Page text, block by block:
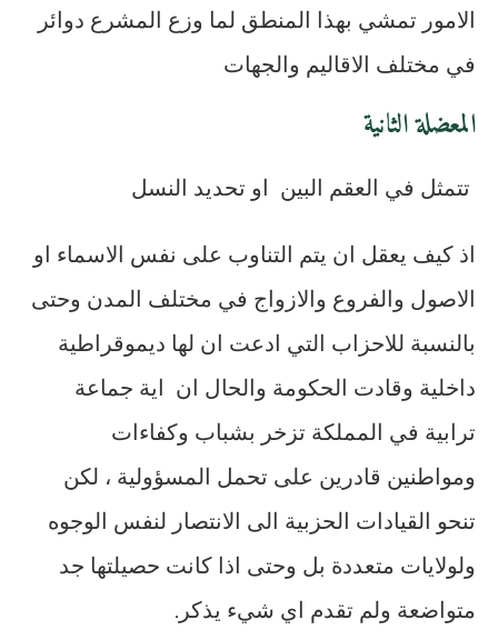
الامور تمشي بهذا المنطق لما وزع المشرع دوائر
في مختلف الاقاليم والجهات
المعضلة الثانية
تتمثل في العقم البين او تحديد النسل
اذ كيف يعقل ان يتم التناوب على نفس الاسماء او
الاصول والفروع والازواج في مختلف المدن وحتى
بالنسبة للاحزاب التي ادعت ان لها ديموقراطية
داخلية وقادت الحكومة والحال ان اية جماعة
ترابية في المملكة تزخر بشباب وكفاءات
ومواطنين قادرين على تحمل المسؤولية ، لكن
تنحو القيادات الحزبية الى الانتصار لنفس الوجوه
ولولايات متعددة بل وحتى اذا كانت حصيلتها جد
متواضعة ولم تقدم اي شيء يذكر.